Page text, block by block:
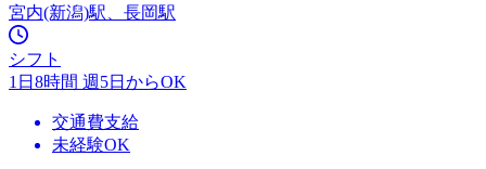
宮内(新潟)駅、長岡駅
シフト
1日8時間 週5日からOK
交通費支給
未経験OK